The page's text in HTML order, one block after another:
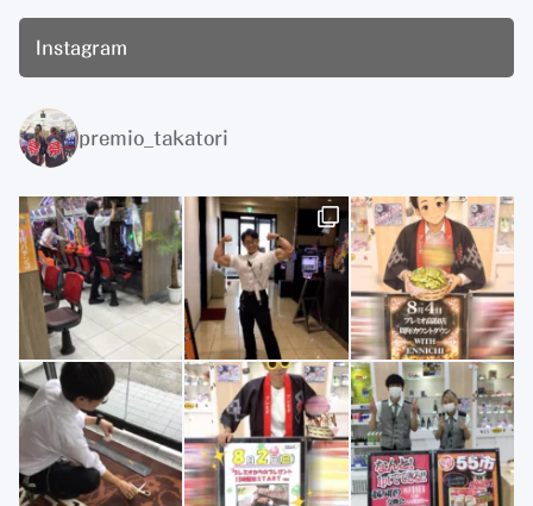
Instagram
premio_takatori